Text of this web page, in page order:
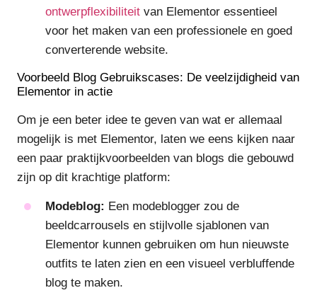
ontwerpflexibiliteit van Elementor essentieel
voor het maken van een professionele en goed
converterende website.
Voorbeeld Blog Gebruikscases: De veelzijdigheid van
Elementor in actie
Om je een beter idee te geven van wat er allemaal
mogelijk is met Elementor, laten we eens kijken naar
een paar praktijkvoorbeelden van blogs die gebouwd
zijn op dit krachtige platform:
Modeblog: Een modeblogger zou de
beeldcarrousels en stijlvolle sjablonen van
Elementor kunnen gebruiken om hun nieuwste
outfits te laten zien en een visueel verbluffende
blog te maken.